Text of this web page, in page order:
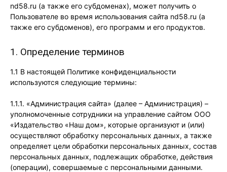
nd58.ru (а также его субдоменах), может получить о
Пользователе во время использования сайта nd58.ru (а
также его субдоменов), его программ и его продуктов.
1. Определение терминов
1.1 В настоящей Политике конфиденциальности
используются следующие термины:
1.1.1. «Администрация сайта» (далее – Администрация) –
уполномоченные сотрудники на управление сайтом ООО
«Издательство «Наш дом», которые организуют и (или)
осуществляют обработку персональных данных, а также
определяет цели обработки персональных данных, состав
персональных данных, подлежащих обработке, действия
(операции), совершаемые с персональными данными.